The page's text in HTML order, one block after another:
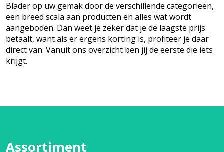
Blader op uw gemak door de verschillende categorieën,
een breed scala aan producten en alles wat wordt
aangeboden. Dan weet je zeker dat je de laagste prijs
betaalt, want als er ergens korting is, profiteer je daar
direct van. Vanuit ons overzicht ben jij de eerste die iets
krijgt.
Assortiment